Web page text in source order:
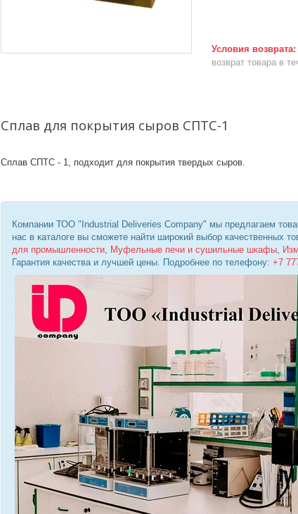
возврат товара в
Сплав для покрытия сыров СПТС-1
Сплав СПТС - 1, подходит для покрытия твердых сыров.
Компании ТОО "Industrial Deliveries Company" мы предлагаем
нас в каталоге вы сможете найти широкий выбор качественных
для промышленности, Муфельные печи и сушильные шкафы,
Гарантия качества и лучшей цены. Подробнее по телефону: +7